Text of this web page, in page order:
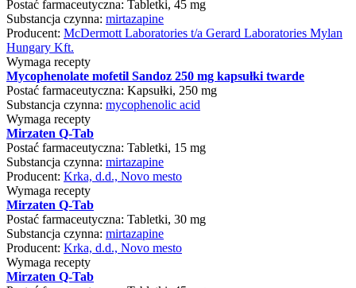
Postać farmaceutyczna: Tabletki, 45 mg
Substancja czynna: mirtazapine
Producent: McDermott Laboratories t/a Gerard Laboratories Mylan
Hungary Kft.
Wymaga recepty
Mycophenolate mofetil Sandoz 250 mg kapsułki twarde
Postać farmaceutyczna: Kapsułki, 250 mg
Substancja czynna: mycophenolic acid
Wymaga recepty
Mirzaten Q-Tab
Postać farmaceutyczna: Tabletki, 15 mg
Substancja czynna: mirtazapine
Producent: Krka, d.d., Novo mesto
Wymaga recepty
Mirzaten Q-Tab
Postać farmaceutyczna: Tabletki, 30 mg
Substancja czynna: mirtazapine
Producent: Krka, d.d., Novo mesto
Wymaga recepty
Mirzaten Q-Tab